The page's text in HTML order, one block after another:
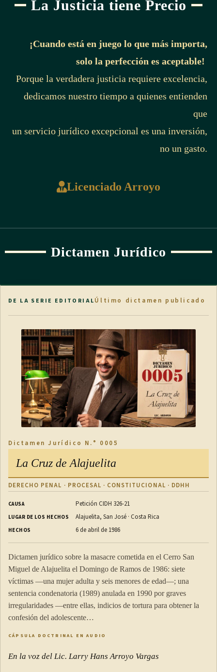
La Justicia tiene Precio
¡Cuando está en juego lo que más importa,
solo la perfección es aceptable!
Porque la verdadera justicia requiere excelencia,
dedicamos nuestro tiempo a quienes entienden
que
un servicio jurídico excepcional es una inversión,
no un gasto.
Licenciado Arroyo
Dictamen Jurídico
DE LA SERIE EDITORIALÚltimo dictamen publicado
Dictamen Jurídico N.° 0005
La Cruz de Alajuelita
DERECHO PENAL · PROCESAL · CONSTITUCIONAL · DDHH
CAUSA Petición CIDH 326-21
LUGAR DE LOS HECHOS Alajuelita, San José · Costa Rica
HECHOS 6 de abril de 1986
Dictamen jurídico sobre la masacre cometida en el Cerro San
Miguel de Alajuelita el Domingo de Ramos de 1986: siete
víctimas —una mujer adulta y seis menores de edad—; una
sentencia condenatoria (1989) anulada en 1990 por graves
irregularidades —entre ellas, indicios de tortura para obtener la
confesión del adolescente…
CÁPSULA DOCTRINAL EN AUDIO
En la voz del Lic. Larry Hans Arroyo Vargas